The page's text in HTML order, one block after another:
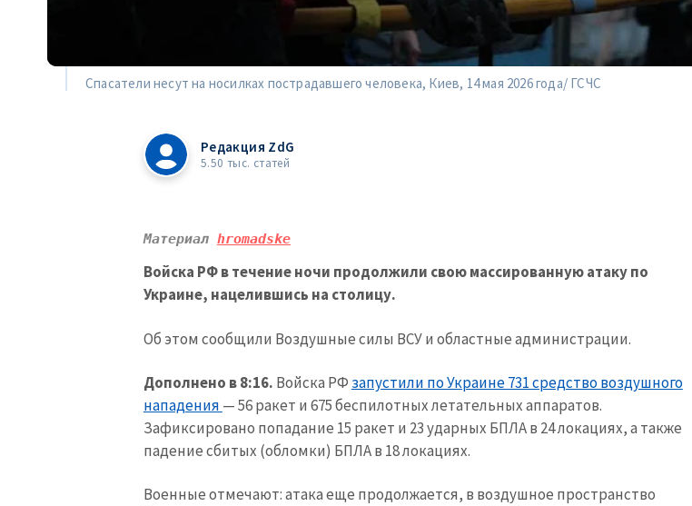
Спасатели несут на носилках пострадавшего человека, Киев, 14 мая 2026 года/ ГСЧС
Редакция ZdG
5.50 тыс. статей
Материал hromadske
Войска РФ в течение ночи продолжили свою массированную атаку по
Украине, нацелившись на столицу.
Об этом сообщили Воздушные силы ВСУ и областные администрации.
Дополнено в 8:16. Войска РФ запустили по Украине 731 средство воздушного
нападения — 56 ракет и 675 беспилотных летательных аппаратов.
Зафиксировано попадание 15 ракет и 23 ударных БПЛА в 24 локациях, а также
падение сбитых (обломки) БПЛА в 18 локациях.
Военные отмечают: атака еще продолжается, в воздушное пространство